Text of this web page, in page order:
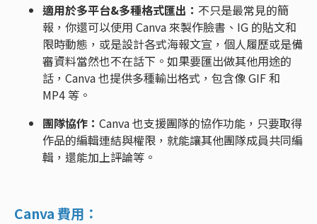
適用於多平台&多種格式匯出： 不只是最常見的簡
報，你還可以使用 Canva 來製作臉書、IG 的貼文和
限時動態，或是設計各式海報文宣，個人履歷或是備
審資料當然也不在話下。如果要匯出做其他用途的
話，Canva 也提供多種輸出格式，包含像 GIF 和
MP4 等。
團隊協作： Canva 也支援團隊的協作功能，只要取得
作品的編輯連結與權限，就能讓其他團隊成員共同編
輯，還能加上評論等。
Canva 費用：